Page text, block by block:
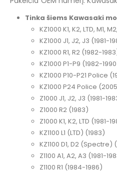
Tinka šiems Kawasaki
KZ1000 K1, K2, LTD, M1,
KZ1000 J1, J2, J3 (1981-
KZ1000 R1, R2 (1982-
KZ1000 P1-P9 (1982-
KZ1000 P10-P21 Police
KZ1000 P24 Police
Z1000 J1, J2, J3 (1981-
Z1000 R2 (1983)
Z1000 K1, K2, LTD (1981-
KZ1100 L1 (LTD) (1983)
KZ1100 D1, D2 (Spectre)
Z1100 A1, A2, A3 (1981-
Z1100 R1 (1984-1986)